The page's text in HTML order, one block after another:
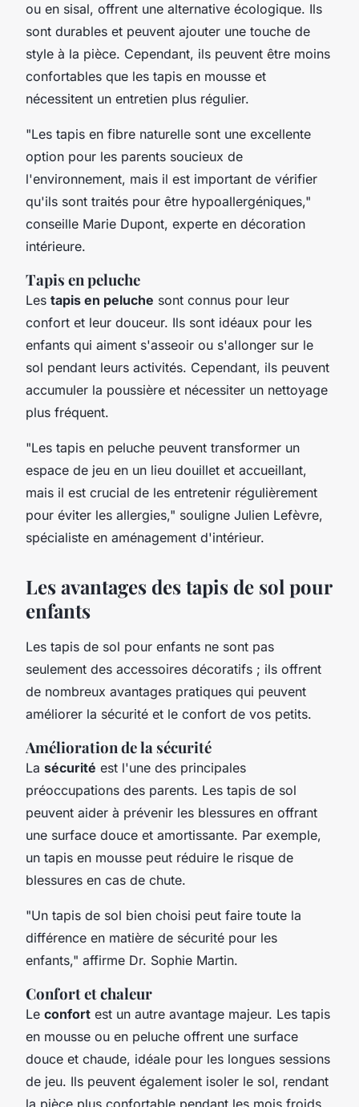
ou en sisal, offrent une alternative écologique. Ils
sont durables et peuvent ajouter une touche de
style à la pièce. Cependant, ils peuvent être moins
confortables que les tapis en mousse et
nécessitent un entretien plus régulier.
"Les tapis en fibre naturelle sont une excellente
option pour les parents soucieux de
l'environnement, mais il est important de vérifier
qu'ils sont traités pour être hypoallergéniques,"
conseille Marie Dupont, experte en décoration
intérieure.
Tapis en peluche
Les tapis en peluche sont connus pour leur
confort et leur douceur. Ils sont idéaux pour les
enfants qui aiment s'asseoir ou s'allonger sur le
sol pendant leurs activités. Cependant, ils peuvent
accumuler la poussière et nécessiter un nettoyage
plus fréquent.
"Les tapis en peluche peuvent transformer un
espace de jeu en un lieu douillet et accueillant,
mais il est crucial de les entretenir régulièrement
pour éviter les allergies," souligne Julien Lefèvre,
spécialiste en aménagement d'intérieur.
Les avantages des tapis de sol pour
enfants
Les tapis de sol pour enfants ne sont pas
seulement des accessoires décoratifs ; ils offrent
de nombreux avantages pratiques qui peuvent
améliorer la sécurité et le confort de vos petits.
Amélioration de la sécurité
La sécurité est l'une des principales
préoccupations des parents. Les tapis de sol
peuvent aider à prévenir les blessures en offrant
une surface douce et amortissante. Par exemple,
un tapis en mousse peut réduire le risque de
blessures en cas de chute.
"Un tapis de sol bien choisi peut faire toute la
différence en matière de sécurité pour les
enfants," affirme Dr. Sophie Martin.
Confort et chaleur
Le confort est un autre avantage majeur. Les tapis
en mousse ou en peluche offrent une surface
douce et chaude, idéale pour les longues sessions
de jeu. Ils peuvent également isoler le sol, rendant
la pièce plus confortable pendant les mois froids.